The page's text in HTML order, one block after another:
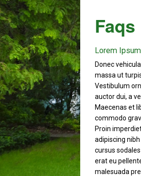
Faqs
Lorem
Donec
massa ut
Vestibulum
auctor dui, a
Maecenas et
commodo
Proin
adipiscing
cursus
erat eu
malesuada